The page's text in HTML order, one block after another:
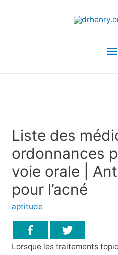
Liste des
ordonnances
voie orale |
pour l’acné
aptitude
Lorsque les traitements